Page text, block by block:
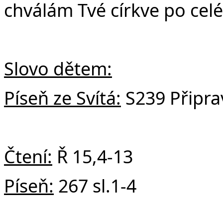
chválám Tvé církve po
Slovo dětem:
Píseň ze Svítá: S239
Čtení: Ř 15,4-13
Píseň: 267 sl.1-4